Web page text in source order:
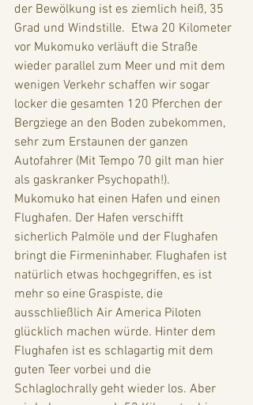
der Bewölkung ist es ziemlich heiß, 35
Grad und Windstille.  Etwa 20 Kilometer
vor Mukomuko verläuft die Straße
wieder parallel zum Meer und mit dem
wenigen Verkehr schaffen wir sogar
locker die gesamten 120 Pferchen der
Bergziege an den Boden zubekommen,
sehr zum Erstaunen der ganzen
Autofahrer (Mit Tempo 70 gilt man hier
als gaskranker Psychopath!).
Mukomuko hat einen Hafen und einen
Flughafen. Der Hafen verschifft
sicherlich Palmöle und der Flughafen
bringt die Firmeninhaber. Flughafen ist
natürlich etwas hochgegriffen, es ist
mehr so eine Graspiste, die
ausschließlich Air America Piloten
glücklich machen würde. Hinter dem
Flughafen ist es schlagartig mit dem
guten Teer vorbei und die
Schlaglochrally geht wieder los. Aber